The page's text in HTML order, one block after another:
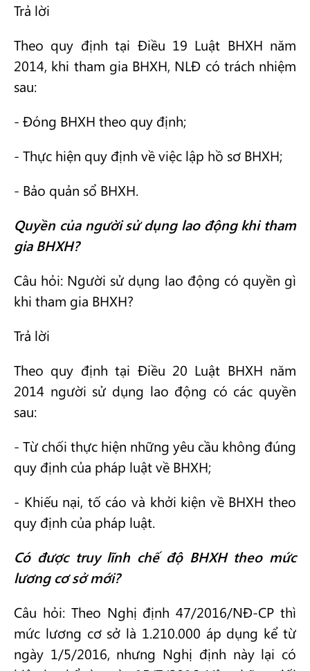
Trả lời
Theo quy định tại Điều 19 Luật BHXH năm
2014, khi tham gia BHXH, NLĐ có trách nhiệm
sau:
- Đóng BHXH theo quy định;
- Thực hiện quy định về việc lập hồ sơ BHXH;
- Bảo quản sổ BHXH.
Quyền của người sử dụng lao động khi tham
gia BHXH?
Câu hỏi: Người sử dụng lao động có quyền gì
khi tham gia BHXH?
Trả lời
Theo quy định tại Điều 20 Luật BHXH năm
2014 người sử dụng lao động có các quyền
sau:
- Từ chối thực hiện những yêu cầu không đúng
quy định của pháp luật về BHXH;
- Khiếu nại, tố cáo và khởi kiện về BHXH theo
quy định của pháp luật.
Có được truy lĩnh chế độ BHXH theo mức
lương cơ sở mới?
Câu hỏi: Theo Nghị định 47/2016/NĐ-CP thì
mức lương cơ sở là 1.210.000 áp dụng kể từ
ngày 1/5/2016, nhưng Nghị định này lại có